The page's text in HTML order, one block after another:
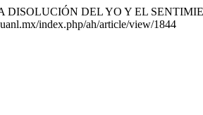
DISOLUCIÓN DEL YO Y EL
index.php/ah/article/view/1844